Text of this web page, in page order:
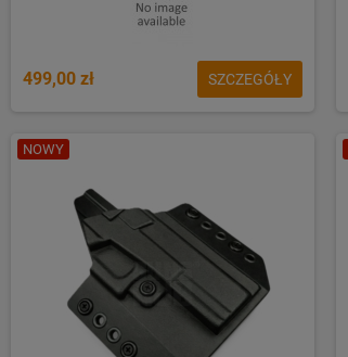
499,00 zł SZCZEGÓŁY
NOWY